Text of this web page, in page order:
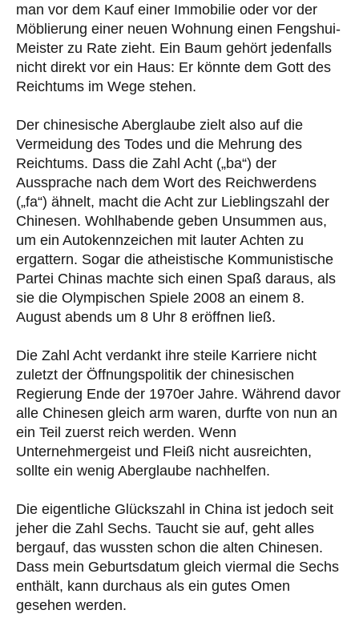
man vor dem Kauf einer Immobilie oder vor der
Möblierung einer neuen Wohnung einen Fengshui-
Meister zu Rate zieht. Ein Baum gehört jedenfalls
nicht direkt vor ein Haus: Er könnte dem Gott des
Reichtums im Wege stehen.
Der chinesische Aberglaube zielt also auf die
Vermeidung des Todes und die Mehrung des
Reichtums. Dass die Zahl Acht („ba“) der
Aussprache nach dem Wort des Reichwerdens
(„fa“) ähnelt, macht die Acht zur Lieblingszahl der
Chinesen. Wohlhabende geben Unsummen aus,
um ein Autokennzeichen mit lauter Achten zu
ergattern. Sogar die atheistische Kommunistische
Partei Chinas machte sich einen Spaß daraus, als
sie die Olympischen Spiele 2008 an einem 8.
August abends um 8 Uhr 8 eröffnen ließ.
Die Zahl Acht verdankt ihre steile Karriere nicht
zuletzt der Öffnungspolitik der chinesischen
Regierung Ende der 1970er Jahre. Während davor
alle Chinesen gleich arm waren, durfte von nun an
ein Teil zuerst reich werden. Wenn
Unternehmergeist und Fleiß nicht ausreichten,
sollte ein wenig Aberglaube nachhelfen.
Die eigentliche Glückszahl in China ist jedoch seit
jeher die Zahl Sechs. Taucht sie auf, geht alles
bergauf, das wussten schon die alten Chinesen.
Dass mein Geburtsdatum gleich viermal die Sechs
enthält, kann durchaus als ein gutes Omen
gesehen werden.